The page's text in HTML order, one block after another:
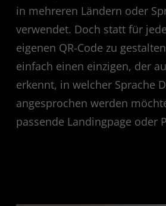
in mehreren Ländern oder
verwendet. Doch statt für
eigenen QR-Code zu
einfach einen einzigen, der
erkennt, in welcher Sprache
angesprochen werden
passende Landingpage oder